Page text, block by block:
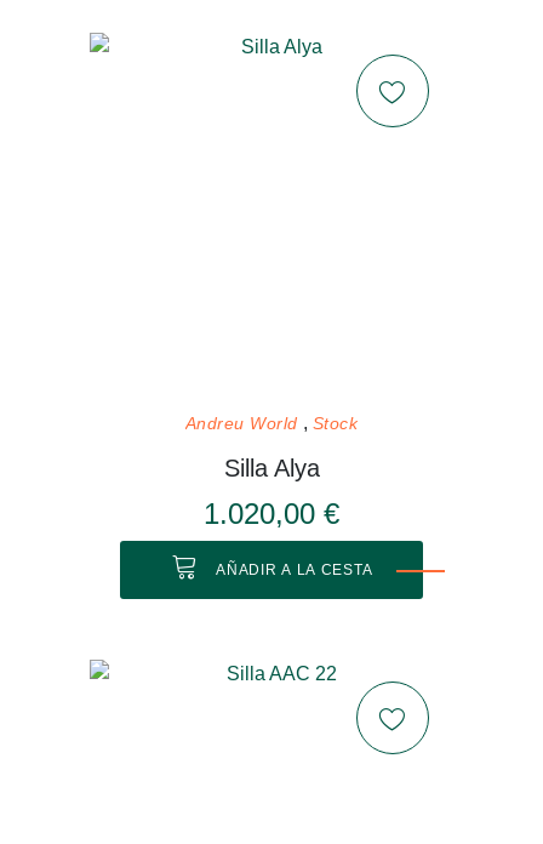
Andreu World Stock
Silla Alya
1.020,00 €
AÑADIR A LA CESTA